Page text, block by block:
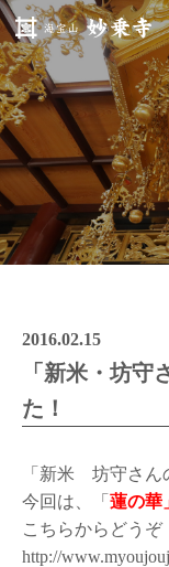
2016.02.15
「新米・坊守
た！
「新米 坊守さん
今回は、「 蓮の華
こちらからどうぞ
http://